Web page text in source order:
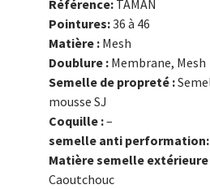
Référence: TAMAN
Pointures:36 à 46
Matière : Mesh
Doublure : Membrane, Mesh
Semelle de propreté :
mousse SJ
Coquille :–
semelle anti performation:
Matière semelle extérieure
Caoutchouc